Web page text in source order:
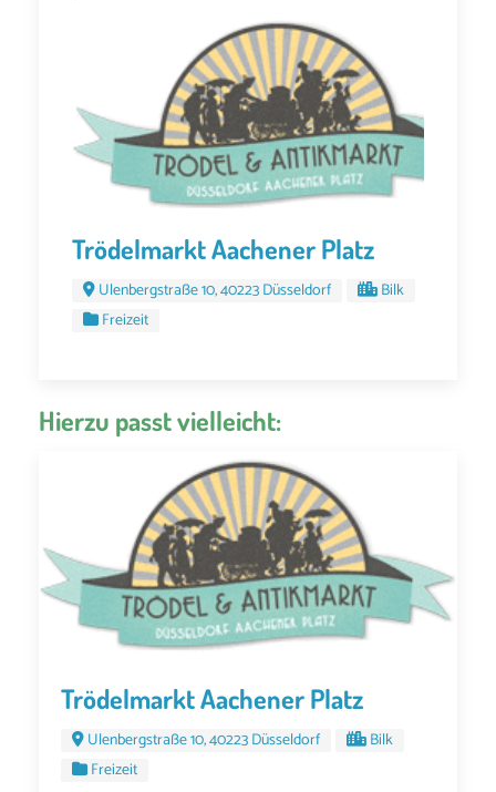
Trödelmarkt Aachener Platz
Ulenbergstraße 10, 40223 Düsseldorf
Bilk
Freizeit
Hierzu passt vielleicht:
Trödelmarkt Aachener Platz
Ulenbergstraße 10, 40223 Düsseldorf
Bilk
Freizeit